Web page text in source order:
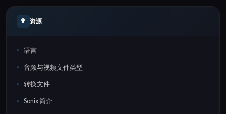
资源
语言
音频与视频文件类型
转换文件
Sonix 简介